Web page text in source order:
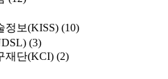
정보(KISS) (10)
(3)
재단(KCI) (2)